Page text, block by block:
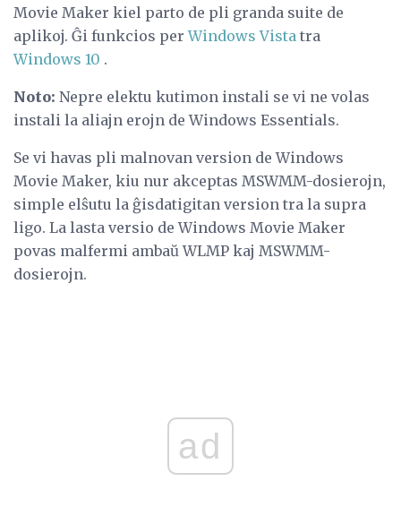
Movie Maker kiel parto de pli granda suite de
aplikoj. Ĝi funkcios perWindows Vista tra
Windows 10 .
Noto: Nepre elektu kutimon instali se vi ne volas
instali la aliajn erojn de Windows Essentials.
Se vi havas pli malnovan version de Windows
Movie Maker, kiu nur akceptas MSWMM-dosierojn,
simple elŝutu la ĝisdatigitan version tra la supra
ligo. La lasta versio de Windows Movie Maker
povas malfermi ambaŭ WLMP kaj MSWMM-
dosierojn.
ad